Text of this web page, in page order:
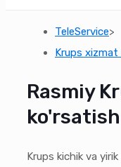
TeleService>
Krups
Rasmiy
Krups kichik va